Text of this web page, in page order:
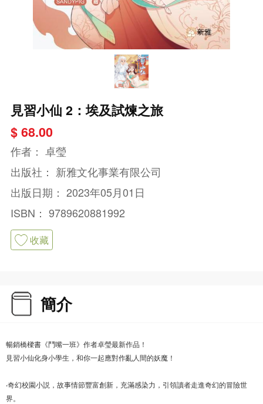
見習小仙 2：埃及試煉之旅
$ 68.00
作者： 卓瑩
出版社： 新雅文化事業有限公司
出版日期： 2023年05月01日
ISBN： 9789620881992
收藏
簡介
暢銷橋樑書《鬥嘴一班》作者卓瑩最新作品！
見習小仙化身小學生，和你一起應對作亂人間的妖魔！
‧奇幻校園小説，故事情節豐富創新，充滿感染力，引領讀者走進奇幻的冒險世
界。